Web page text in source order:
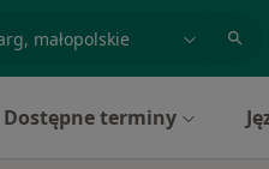
Dostępne terminy